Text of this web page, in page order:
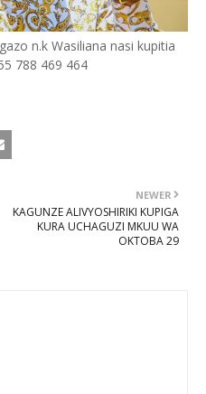
n.k Wasiliana nasi kupitia
788 469 464
NEWER
KAGUNZE ALIVYOSHIRIKI KUPIGA
KURA UCHAGUZI MKUU WA
OKTOBA 29